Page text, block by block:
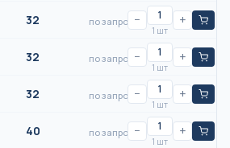
32 по запросу−
1 шт
+
32 по запросу−
1 шт
+
32 по запросу−
1 шт
+
40 по запросу−
1 шт
+